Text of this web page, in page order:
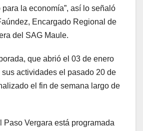
la economía”, así lo señaló
Encargado Regional de
del SAG Maule.
que abrió el 03 de enero
actividades el pasado 20 de
el fin de semana largo de
Paso Vergara está programada